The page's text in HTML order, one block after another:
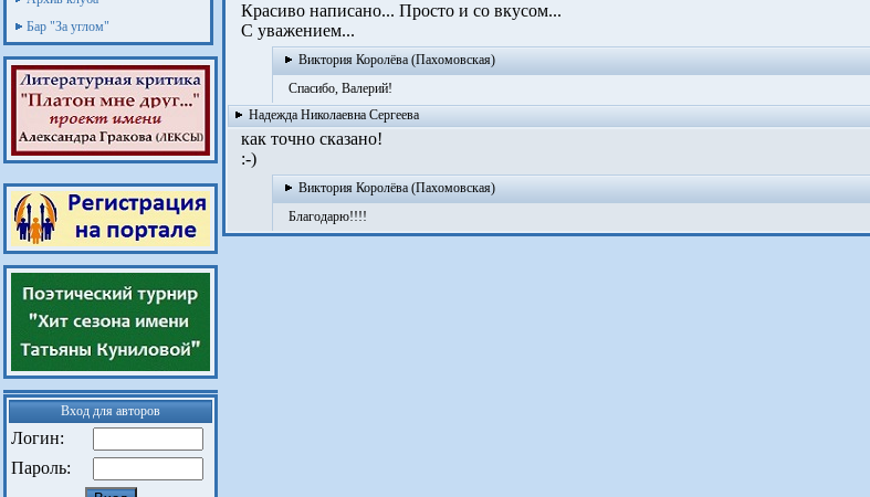
Бар "За углом"
Вход для авторов
Логин:
Пароль:
Красиво написано... Просто и со вкусом...
С уважением...
Виктория Королёва (Пахомовская)
Спасибо, Валерий!
Надежда Николаевна Сергеева
как точно сказано!
:-)
Виктория Королёва (Пахомовская)
Благодарю!!!!